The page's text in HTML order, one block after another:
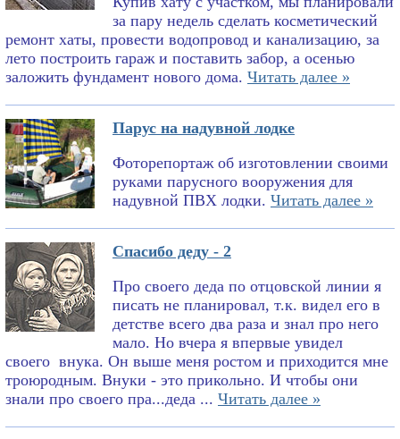
за пару недель сделать косметический
ремонт хаты, провести водопровод и канализацию, за
лето построить гараж и поставить забор, а осенью
заложить фундамент нового дома. Читать далее »
Парус на надувной лодке
Фоторепортаж об изготовлении своими
руками парусного вооружения для
надувной ПВХ лодки. Читать далее »
Спасибо деду - 2
Про своего деда по отцовской линии я
писать не планировал, т.к. видел его в
детстве всего два раза и знал про него
мало. Но вчера я впервые увидел
своего внука. Он выше меня ростом и приходится мне
троюродным. Внуки - это прикольно. И чтобы они
знали про своего пра...деда ... Читать далее »